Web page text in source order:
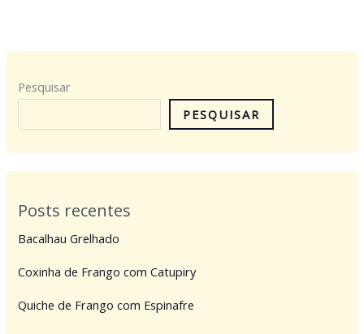
Pesquisar
PESQUISAR
Posts recentes
Bacalhau Grelhado
Coxinha de Frango com Catupiry
Quiche de Frango com Espinafre